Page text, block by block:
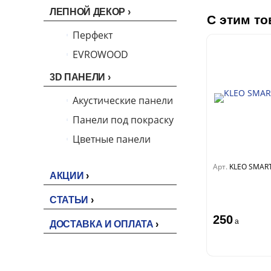
ЛЕПНОЙ ДЕКОР
Перфект
EVROWOOD
3D ПАНЕЛИ
Акустические панели
Панели под покраску
Цветные панели
АКЦИИ
СТАТЬИ
ДОСТАВКА И ОПЛАТА
С этим
Арт. KLEO
250 a